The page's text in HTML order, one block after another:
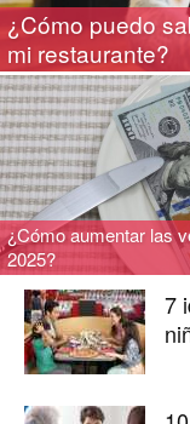
¿Cómo puedo
mi restaurante?
¿Cómo aumentar las
2025?
7